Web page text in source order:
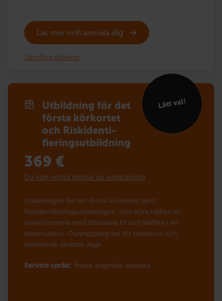
Läs mer och anmäla dig
Jämföra paketer
Utbildning för det
första körkortet
och Risk­identi­
fierings­utbildning
Lätt val!
369 €
Du kan också betala via avbetalning
Utbildningen för det första körkortet samt
Riskidentifieringsutbildningen, som körs hälften av
körlektionerna med bilskolans bil och hälften i en
körsimulator. Övningsprogram för teoriprov och
elektronisk lärobok ingår.
Service språk: finska, engelska, svenska